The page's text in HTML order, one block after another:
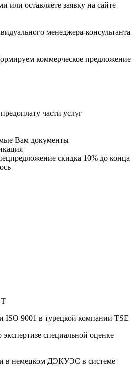
или оставляете заявку на сайте
менеджера-консультанта
коммерческое предложение
части услуг
Вам документы
скидка 10% до конца
ISO 9001 в турецкой компании TSE
специальной оценке
в немецком ДЭКУЭС в системе